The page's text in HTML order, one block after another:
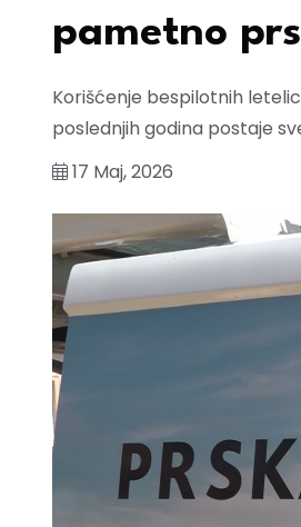
pametno
Korišćenje bespilotnih
poslednjih godina postaje
17 Maj, 2026